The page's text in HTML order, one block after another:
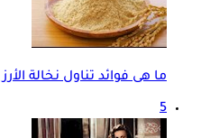
ما هى فوائد تناول نخالة
5